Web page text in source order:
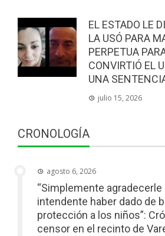
EL ESTADO LE
LA USÓ PARA
PERPETUA
CONVIRTIÓ EL
UNA
julio 15, 2026
CRONOLOGÍA
agosto 6, 2026
“Simplemente agradecerle
intendente haber dado de
protección a los niños”:
censor en el recinto de